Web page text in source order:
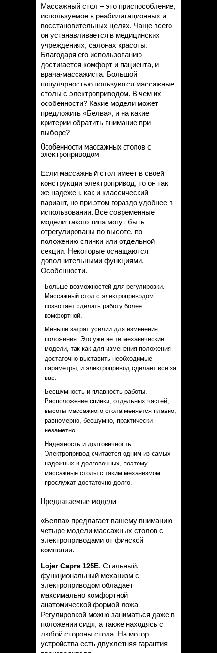
Массажный стол – это приспособление,
используемое в реабилитационных и
восстановительных целях. Чаще всего
он устанавливается в медицинских
учреждениях, салонах красоты.
Благодаря его использованию
достигается комфорт и пациента, и
врача-массажиста. Большой
популярностью пользуются массажные
столы с электроприводом. В чем их
особенности? Какие модели может
предложить «Белва», и на какие
критерии обратить внимание при
выборе?
Особенности массажных столов с
электроприводом
Если массажный стол имеет в своей
конструкции электропривод, то он так
же надежен, как и классический
вариант, но при этом гораздо удобнее в
использовании. Все современные
модели такого типа могут быть
отрегулированы по высоте, по
положению спинки или отдельной
секции. Некоторые оснащаются
дополнительными функциями.
Особенности.
Больше возможностей для регулировки.
Массажный стол с электроприводом
позволяет сделать работу более
комфортной.
Меньше затрат усилий для изменения
положения. Это уже не те механические
модели, так как для изменения положения
достаточно выставить необходимые
параметры, и электропривод сделает все за
вас.
Бесшумность и плавность работы.
Расположение спинки, отдельных частей,
высоты массажного стола меняется плавно,
равномерно, бесшумно, практически
незаметно.
Надежность и долговечность.
Электропривод считается одним из самых
надежных и долговечных, поэтому
массажные столы с таким механизмом
прослужат достаточно долго.
Предлагаемые модели
«Белва» предлагает вашему вниманию
четыре модели массажных столов с
электроприводами от финской
компании.
Lojer Capre 125E. Стильный,
функциональный механизм с
электроприводом обладает
максимально комфортной
анатомической формой ложа.
Регулировкой можно заниматься даже в
положении сидя, а также находясь с
любой стороны стола. На мотор
устройства есть двухлетняя гарантия